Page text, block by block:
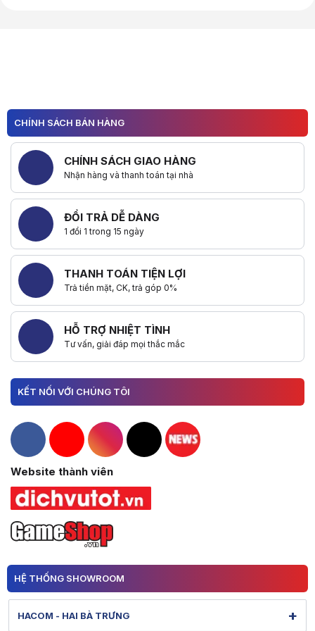
CHÍNH SÁCH BÁN HÀNG
CHÍNH SÁCH GIAO HÀNG
Nhận hàng và thanh toán tại nhà
ĐỔI TRẢ DỄ DÀNG
1 đổi 1 trong 15 ngày
THANH TOÁN TIỆN LỢI
Trả tiền mặt, CK, trả góp 0%
HỖ TRỢ NHIỆT TÌNH
Tư vấn, giải đáp mọi thắc mắc
KẾT NỐI VỚI CHÚNG TÔI
Hacom Facebook
Hacom YouTube
Hacom Instagram
Hacom TikTok
Website thành viên
HỆ THỐNG SHOWROOM
HACOM - HAI BÀ TRƯNG +